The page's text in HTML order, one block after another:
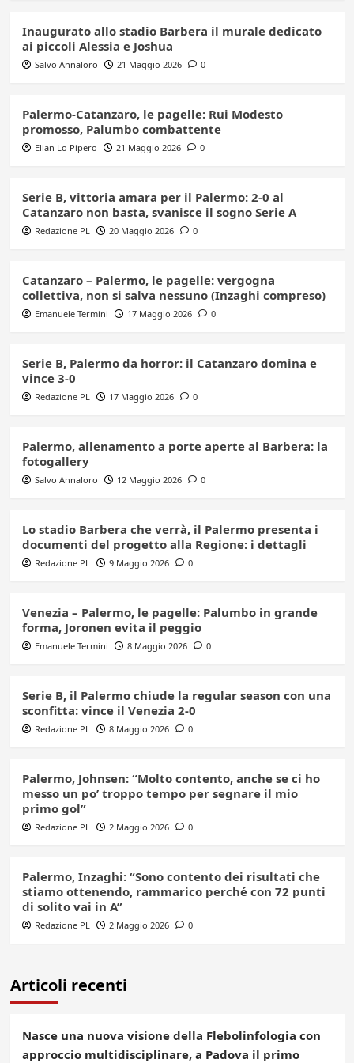
Inaugurato allo stadio Barbera il murale dedicato
ai piccoli Alessia e Joshua
Salvo Annaloro 21 Maggio 2026 0
Palermo-Catanzaro, le pagelle: Rui Modesto
promosso, Palumbo combattente
Elian Lo Pipero 21 Maggio 2026 0
Serie B, vittoria amara per il Palermo: 2-0 al
Catanzaro non basta, svanisce il sogno Serie A
Redazione PL 20 Maggio 2026 0
Catanzaro – Palermo, le pagelle: vergogna
collettiva, non si salva nessuno (Inzaghi compreso)
Emanuele Termini 17 Maggio 2026 0
Serie B, Palermo da horror: il Catanzaro domina e
vince 3-0
Redazione PL 17 Maggio 2026 0
Palermo, allenamento a porte aperte al Barbera: la
fotogallery
Salvo Annaloro 12 Maggio 2026 0
Lo stadio Barbera che verrà, il Palermo presenta i
documenti del progetto alla Regione: i dettagli
Redazione PL 9 Maggio 2026 0
Venezia – Palermo, le pagelle: Palumbo in grande
forma, Joronen evita il peggio
Emanuele Termini 8 Maggio 2026 0
Serie B, il Palermo chiude la regular season con una
sconfitta: vince il Venezia 2-0
Redazione PL 8 Maggio 2026 0
Palermo, Johnsen: “Molto contento, anche se ci ho
messo un po’ troppo tempo per segnare il mio
primo gol”
Redazione PL 2 Maggio 2026 0
Palermo, Inzaghi: “Sono contento dei risultati che
stiamo ottenendo, rammarico perché con 72 punti
di solito vai in A”
Redazione PL 2 Maggio 2026 0
Articoli recenti
Nasce una nuova visione della Flebolinfologia con
approccio multidisciplinare, a Padova il primo